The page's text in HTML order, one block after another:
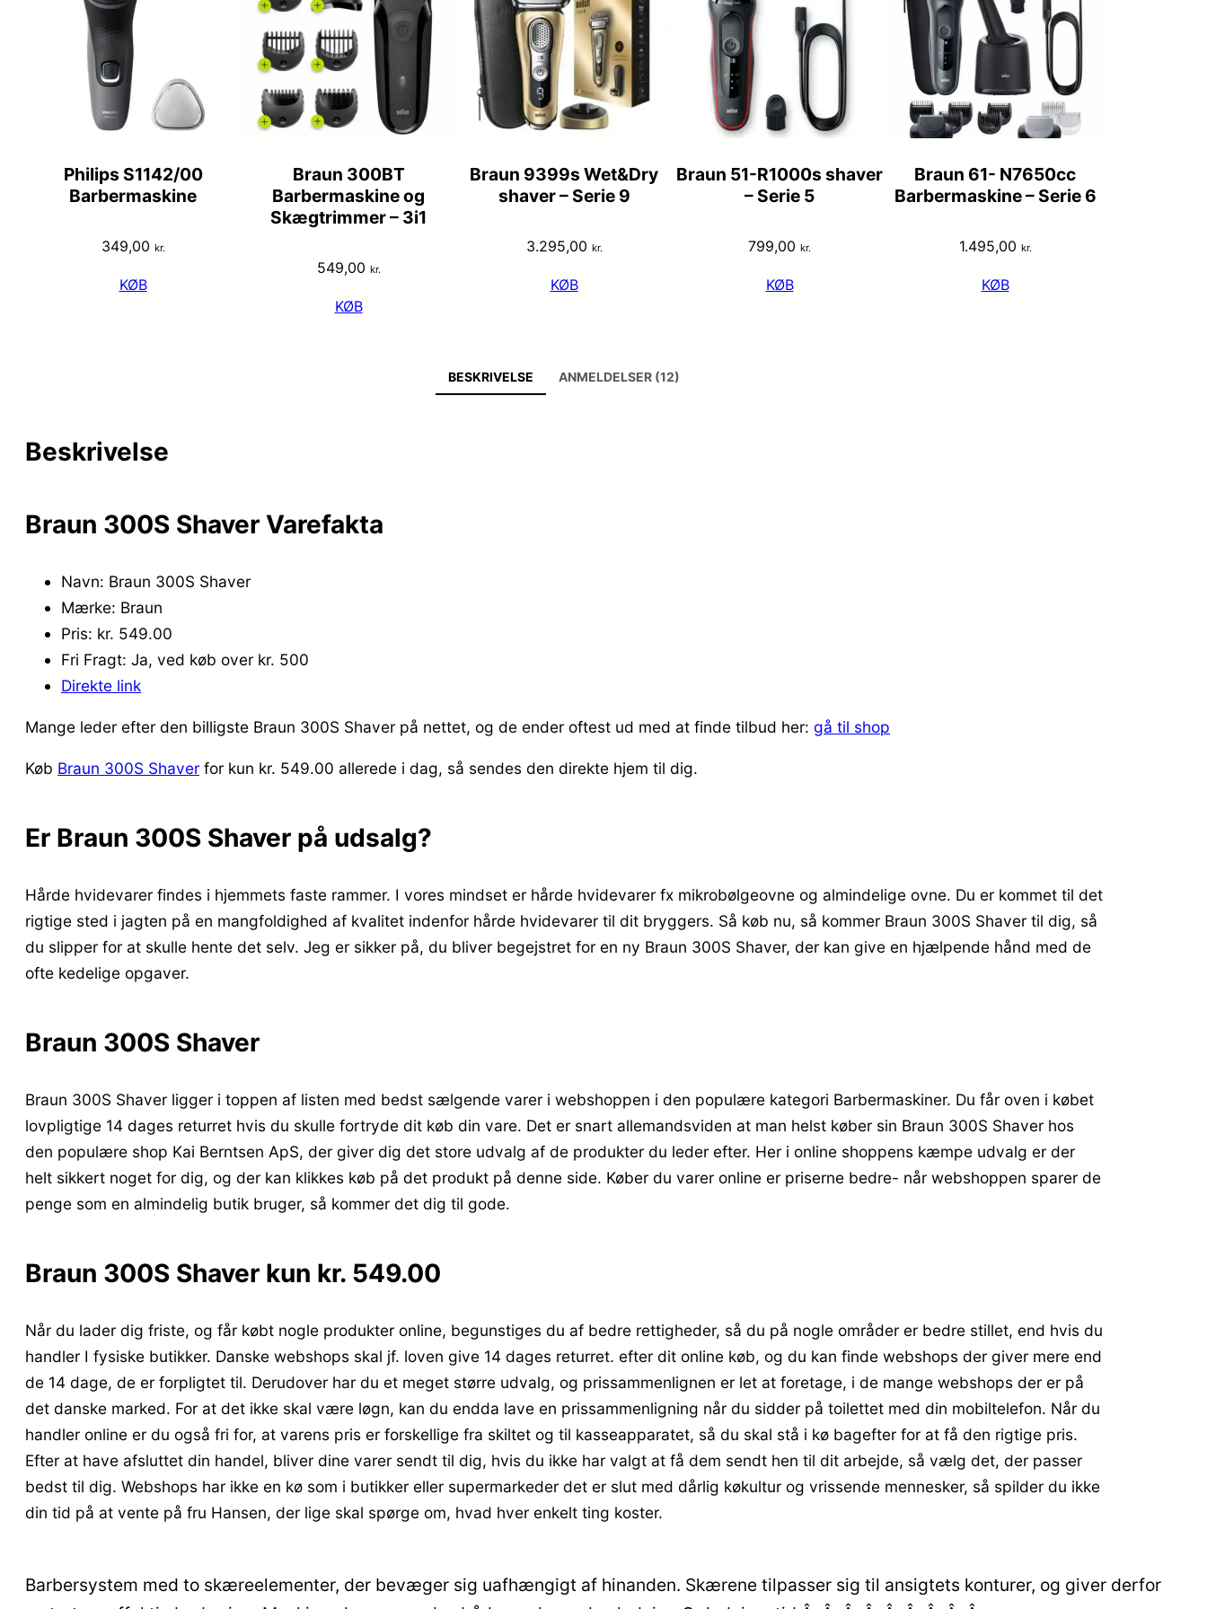
Philips S1142/00
Barbermaskine
349,00 kr.
KØB
Braun 300BT
Barbermaskine og
Skægtrimmer – 3i1
549,00 kr.
KØB
Braun 9399s Wet&Dry
shaver – Serie 9
3.295,00 kr.
KØB
Braun 51-R1000s shaver
– Serie 5
799,00 kr.
KØB
Braun 61- N7650cc
Barbermaskine – Serie 6
1.495,00 kr.
KØB
BESKRIVELSE ANMELDELSER (12)
Beskrivelse
Braun 300S Shaver Varefakta
Navn: Braun 300S Shaver
Mærke: Braun
Pris: kr. 549.00
Fri Fragt: Ja, ved køb over kr. 500
Direkte link
Mange leder efter den billigste Braun 300S Shaver på nettet, og de ender oftest ud med at finde tilbud her: gå til shop
Køb Braun 300S Shaver for kun kr. 549.00 allerede i dag, så sendes den direkte hjem til dig.
Er Braun 300S Shaver på udsalg?
Hårde hvidevarer findes i hjemmets faste rammer. I vores mindset er hårde hvidevarer fx mikrobølgeovne og almindelige ovne. Du er kommet til det
rigtige sted i jagten på en mangfoldighed af kvalitet indenfor hårde hvidevarer til dit bryggers. Så køb nu, så kommer Braun 300S Shaver til dig, så
du slipper for at skulle hente det selv. Jeg er sikker på, du bliver begejstret for en ny Braun 300S Shaver, der kan give en hjælpende hånd med de
ofte kedelige opgaver.
Braun 300S Shaver
Braun 300S Shaver ligger i toppen af listen med bedst sælgende varer i webshoppen i den populære kategori Barbermaskiner. Du får oven i købet
lovpligtige 14 dages returret hvis du skulle fortryde dit køb din vare. Det er snart allemandsviden at man helst køber sin Braun 300S Shaver hos
den populære shop Kai Berntsen ApS, der giver dig det store udvalg af de produkter du leder efter. Her i online shoppens kæmpe udvalg er der
helt sikkert noget for dig, og der kan klikkes køb på det produkt på denne side. Køber du varer online er priserne bedre- når webshoppen sparer de
penge som en almindelig butik bruger, så kommer det dig til gode.
Braun 300S Shaver kun kr. 549.00
Når du lader dig friste, og får købt nogle produkter online, begunstiges du af bedre rettigheder, så du på nogle områder er bedre stillet, end hvis du
handler I fysiske butikker. Danske webshops skal jf. loven give 14 dages returret. efter dit online køb, og du kan finde webshops der giver mere end
de 14 dage, de er forpligtet til. Derudover har du et meget større udvalg, og prissammenlignen er let at foretage, i de mange webshops der er på
det danske marked. For at det ikke skal være løgn, kan du endda lave en prissammenligning når du sidder på toilettet med din mobiltelefon. Når du
handler online er du også fri for, at varens pris er forskellige fra skiltet og til kasseapparatet, så du skal stå i kø bagefter for at få den rigtige pris.
Efter at have afsluttet din handel, bliver dine varer sendt til dig, hvis du ikke har valgt at få dem sendt hen til dit arbejde, så vælg det, der passer
bedst til dig. Webshops har ikke en kø som i butikker eller supermarkeder det er slut med dårlig køkultur og vrissende mennesker, så spilder du ikke
din tid på at vente på fru Hansen, der lige skal spørge om, hvad hver enkelt ting koster.
Barbersystem med to skæreelementer, der bevæger sig uafhængigt af hinanden. Skærene tilpasser sig til ansigtets konturer, og giver derfor